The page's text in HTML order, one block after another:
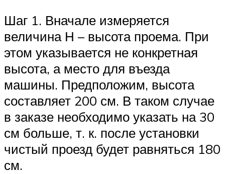
Шаг 1. Вначале измеряется
величина Н – высота проема. При
этом указывается не конкретная
высота, а место для въезда
машины. Предположим, высота
составляет 200 см. В таком случае
в заказе необходимо указать на 30
см больше, т. к. после установки
чистый проезд будет равняться 180
см.